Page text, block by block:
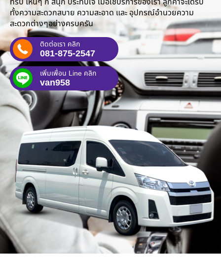
ทั้งความสะดวกสบาย ความสะอาด และ อุปกรณ์อำนวยความ
สะดวกต่างๆอย่างครบครัน
ติดต่อเรา คลิก
081-875-2547
เพิ่มเพื่อน Line คลิก
van958